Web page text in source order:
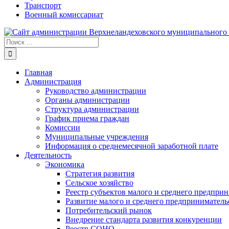
Транспорт
Военный комиссариат
Результат
поиска:
Главная
Администрация
Руководство администрации
Органы администрации
Структура администрации
График приема граждан
Комиссии
Муниципальные учреждения
Информация о среднемесячной заработной плате
Деятельность
Экономика
Стратегия развития
Сельское хозяйство
Реестр субъектов малого и среднего
Развитие малого и среднего
Потребительский рынок
Внедрение стандарта развития конкуренции